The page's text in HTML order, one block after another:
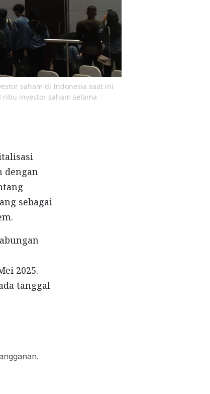
saham di Indonesia saat ini
investor saham selama
dengan
sebagai
2025.
tanggal